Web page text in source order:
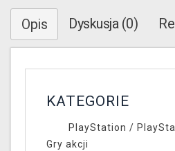
Opis Dyskusja (0)
KATEGORIE
PlayStation /
Gry akcji